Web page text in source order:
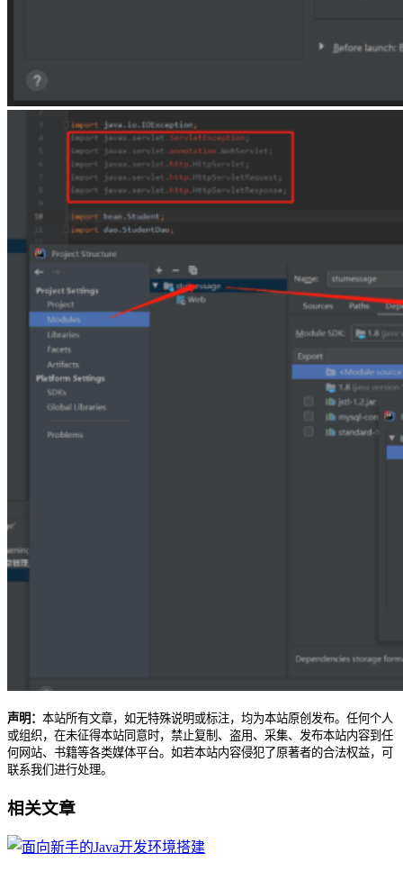
声明： 本站所有文章，如无特殊说明或标注，均为本站原创发布。任何个人
或组织，在未征得本站同意时，禁止复制、盗用、采集、发布本站内容到任
何网站、书籍等各类媒体平台。如若本站内容侵犯了原著者的合法权益，可
联系我们进行处理。
相关文章